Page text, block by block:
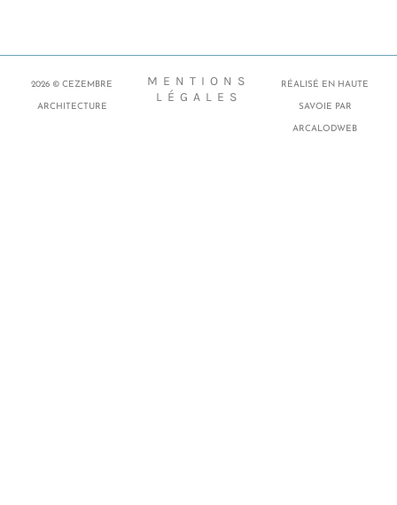
2026 © CEZEMBRE
ARCHITECTURE
MENTIONS
LÉGALES
RÉALISÉ EN HAUTE
SAVOIE PAR
ARCALODWEB